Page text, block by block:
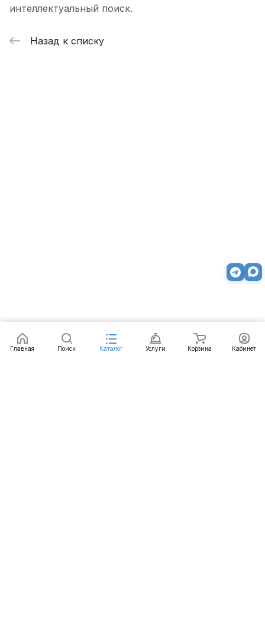
Заказать
интеллектуальный поиск.
Назад к списку
Главная Поиск Каталог Услуги Корзина Кабинет